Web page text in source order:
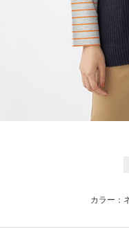
カラー：